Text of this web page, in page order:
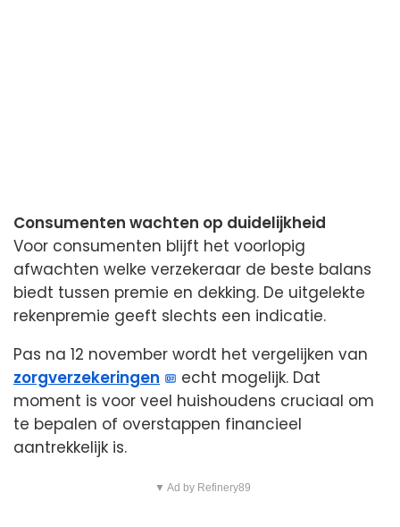
Consumenten wachten op duidelijkheid
Voor consumenten blijft het voorlopig
afwachten welke verzekeraar de beste balans
biedt tussen premie en dekking. De uitgelekte
rekenpremie geeft slechts een indicatie.
Pas na 12 november wordt het vergelijken van
zorgverzekeringen
echt mogelijk. Dat
moment is voor veel huishoudens cruciaal om
te bepalen of overstappen financieel
aantrekkelijk is.
▼ Ad by Refinery89